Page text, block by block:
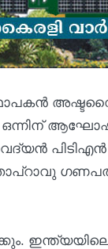
ഒന്നിന്